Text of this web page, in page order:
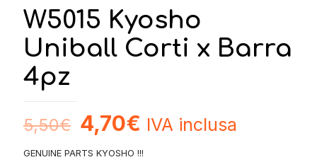
W5015 Kyosho
Uniball Corti x Barra
4pz
5,50€ 4,70€ IVA inclusa
GENUINE PARTS KYOSHO !!!